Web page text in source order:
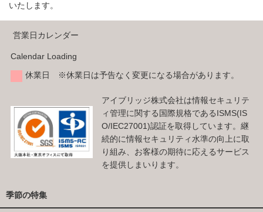
いたします。
営業日カレンダー
Calendar Loading
休業日 ※休業日は予告なく変更になる場合があります。
アイブリッジ株式会社は情報セキュリテ
ィ管理に関する国際規格であるISMS(IS
O/IEC27001)認証を取得しています。継
続的に情報セキュリティ水準の向上に取
り組み、お客様の期待に応えるサービス
を提供しまいります。
季節の特集